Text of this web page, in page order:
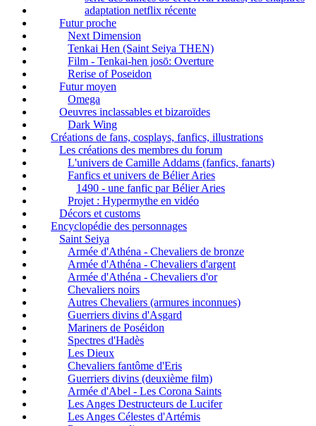
adaptation netflix récente
Futur proche
Next Dimension
Tenkai Hen (Saint Seiya THEN)
Film - Tenkai-hen josō: Overture
Rerise of Poseidon
Futur moyen
Omega
Oeuvres inclassables et bizaroïdes
Dark Wing
Créations de fans, cosplays, fanfics, illustrations
Les créations des membres du forum
L'univers de Camille Addams (fanfics, fanarts)
Fanfics et univers de Bélier Aries
1490 - une fanfic par Bélier Aries
Projet : Hypermythe en vidéo
Décors et customs
Encyclopédie des personnages
Saint Seiya
Armée d'Athéna - Chevaliers de bronze
Armée d'Athéna - Chevaliers d'argent
Armée d'Athéna - Chevaliers d'or
Chevaliers noirs
Autres Chevaliers (armures inconnues)
Guerriers divins d'Asgard
Mariners de Poséidon
Spectres d'Hadès
Les Dieux
Chevaliers fantôme d'Eris
Guerriers divins (deuxième film)
Armée d'Abel - Les Corona Saints
Les Anges Destructeurs de Lucifer
Les Anges Célestes d'Artémis